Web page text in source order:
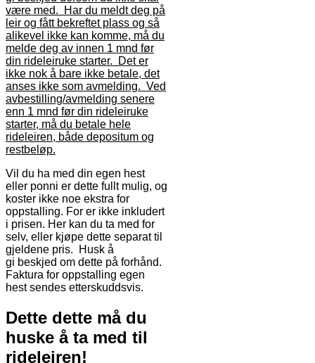
være med. Har du meldt deg på
leir og fått bekreftet plass og så
alikevel ikke kan komme, må du
melde deg av innen 1 mnd før
din rideleiruke starter. Det er
ikke nok å bare ikke betale, det
anses ikke som avmelding. Ved
avbestilling/avmelding senere
enn 1 mnd før din rideleiruke
starter, må du betale hele
rideleiren, både depositum og
restbeløp.
Vil du ha med din egen hest
eller ponni er dette fullt mulig, og
koster ikke noe ekstra for
oppstalling. For er ikke inkludert
i prisen. Her kan du ta med for
selv, eller kjøpe dette separat til
gjeldene pris. Husk å
gi beskjed om dette på forhånd.
Faktura for oppstalling egen
hest sendes etterskuddsvis.
Dette dette må du
huske å ta med til
rideleiren!